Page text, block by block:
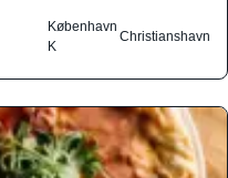
København
K
Christianshavn